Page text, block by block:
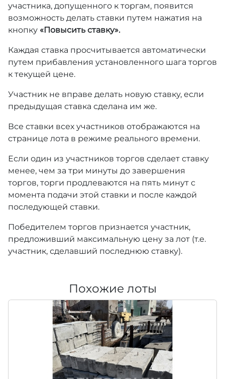
участника, допущенного к торгам, появится
возможность делать ставки путем нажатия на
кнопку «Повысить ставку».
Каждая ставка просчитывается автоматически
путем прибавления установленного шага торгов
к текущей цене.
Участник не вправе делать новую ставку, если
предыдущая ставка сделана им же.
Все ставки всех участников отображаются на
странице лота в режиме реального времени.
Если один из участников торгов сделает ставку
менее, чем за три минуты до завершения
торгов, торги продлеваются на пять минут с
момента подачи этой ставки и после каждой
последующей ставки.
Победителем торгов признается участник,
предложивший максимальную цену за лот (т.е.
участник, сделавший последнюю ставку).
Похожие лоты